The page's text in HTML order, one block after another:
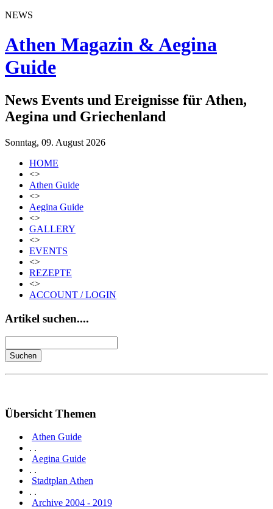
NEWS
Athen Magazin & Aegina
Guide
News Events und Ereignisse für Athen,
Aegina und Griechenland
Sonntag, 09. August 2026
HOME
<>
Athen Guide
<>
Aegina Guide
<>
GALLERY
<>
EVENTS
<>
REZEPTE
<>
ACCOUNT / LOGIN
Artikel suchen....
Übersicht Themen
Athen Guide
. .
Aegina Guide
. .
Stadtplan Athen
. .
Archive 2004 - 2019